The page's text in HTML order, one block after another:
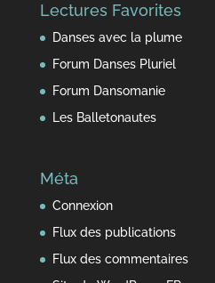
temps
Lectures Favorites
Danses avec la plume
Forum Danses Pluriel
Forum Dansomanie
Les Balletonautes
Méta
Connexion
Flux des publications
Flux des commentaires